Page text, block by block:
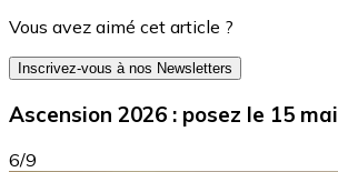
Vous avez aimé cet article ?
Inscrivez-vous à nos Newsletters
Ascension 2026 : posez le 15 mai
6/9